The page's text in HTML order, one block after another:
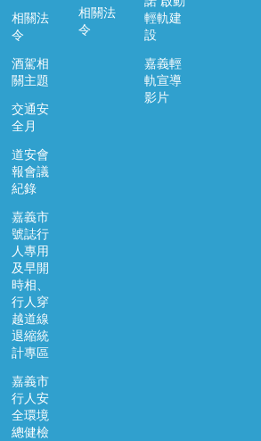
通
處
FB
資
訊
全
政
策
隱
私
權
政
策
資
料
開
放
宣
告
相關法
令
酒駕相
關主題
交通安
全月
道安會
報會議
紀錄
嘉義市
號誌行
人專用
及早開
時相、
行人穿
越道線
退縮統
計專區
嘉義市
行人安
全環境
總健檢
相關法
令
輕軌建
設
嘉義輕
軌宣導
影片